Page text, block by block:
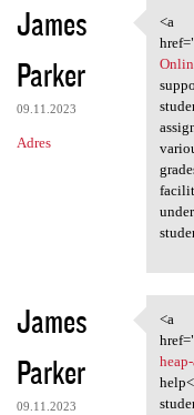
James
Parker
09.11.2023
Adres
<a
<a
James
Parker
09.11.2023
<a
<a